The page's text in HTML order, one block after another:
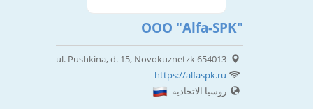
OOO "Alfa-SPK"
ul. Pushkina, d. 15, Novokuznetzk 654013
https://alfaspk.ru
روسيا الاتحادية